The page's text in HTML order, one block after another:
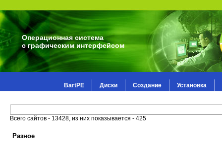
Операционная система
с графическим интерфейсом
BartPE Диски Создание Установка
Всего сайтов - 13428, из них показывается - 425
Разное